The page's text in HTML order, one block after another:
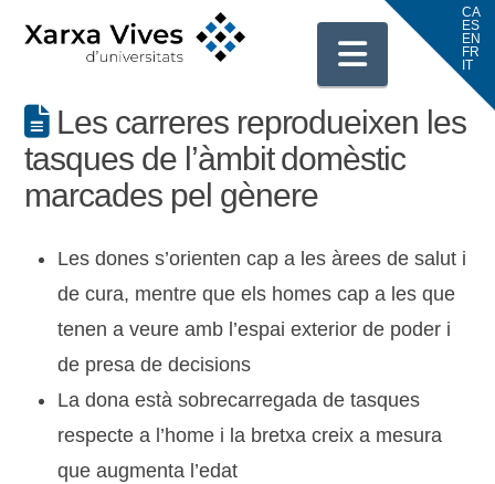
Les carreres reprodueixen les
tasques de l’àmbit domèstic
marcades pel gènere
Les dones s’orienten cap a les àrees de salut i
de cura, mentre que els homes cap a les que
tenen a veure amb l’espai exterior de poder i
de presa de decisions
La dona està sobrecarregada de tasques
respecte a l’home i la bretxa creix a mesura
que augmenta l’edat